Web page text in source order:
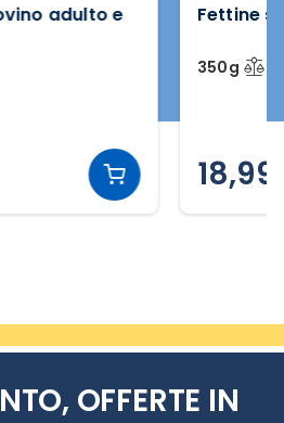
adulto e
Fettine
350g
OFFERTE IN